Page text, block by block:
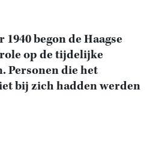
begon de Haagse
op de tijdelijke
Personen die het
bij zich hadden werden